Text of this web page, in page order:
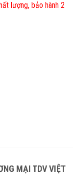
lượng, bảo hành 2
MẠI TDV VIỆT